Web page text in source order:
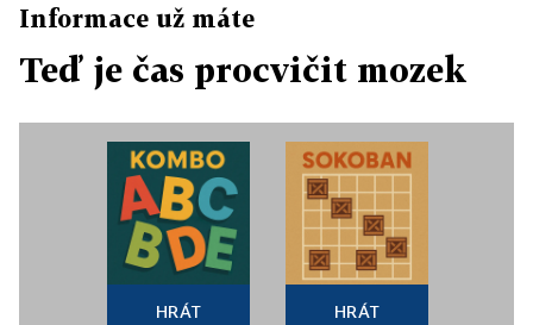
Informace už máte
Teď je čas procvičit mozek
HRÁT HRÁT